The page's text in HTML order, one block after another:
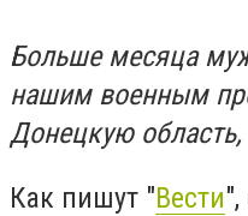
Больше месяца
нашим военным
Донецкую
Как пишут "Вести",